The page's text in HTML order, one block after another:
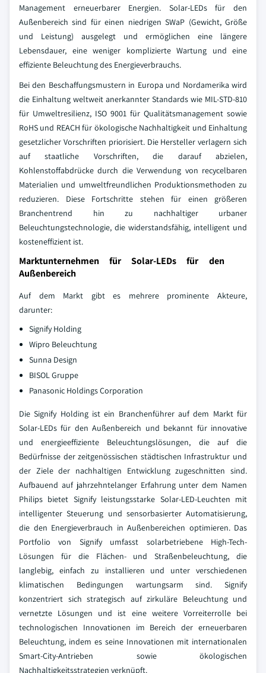
Management erneuerbarer Energien. Solar-LEDs für den
Außenbereich sind für einen niedrigen SWaP (Gewicht, Größe
und Leistung) ausgelegt und ermöglichen eine längere
Lebensdauer, eine weniger komplizierte Wartung und eine
effiziente Beleuchtung des Energieverbrauchs.
Bei den Beschaffungsmustern in Europa und Nordamerika wird
die Einhaltung weltweit anerkannter Standards wie MIL-STD-810
für Umweltresilienz, ISO 9001 für Qualitätsmanagement sowie
RoHS und REACH für ökologische Nachhaltigkeit und Einhaltung
gesetzlicher Vorschriften priorisiert. Die Hersteller verlagern sich
auf staatliche Vorschriften, die darauf abzielen,
Kohlenstoffabdrücke durch die Verwendung von recycelbaren
Materialien und umweltfreundlichen Produktionsmethoden zu
reduzieren. Diese Fortschritte stehen für einen größeren
Branchentrend hin zu nachhaltiger urbaner
Beleuchtungstechnologie, die widerstandsfähig, intelligent und
kosteneffizient ist.
Marktunternehmen für Solar-LEDs für den
Außenbereich
Auf dem Markt gibt es mehrere prominente Akteure,
darunter:
Signify Holding
Wipro Beleuchtung
Sunna Design
BISOL Gruppe
Panasonic Holdings Corporation
Die Signify Holding ist ein Branchenführer auf dem Markt für
Solar-LEDs für den Außenbereich und bekannt für innovative
und energieeffiziente Beleuchtungslösungen, die auf die
Bedürfnisse der zeitgenössischen städtischen Infrastruktur und
der Ziele der nachhaltigen Entwicklung zugeschnitten sind.
Aufbauend auf jahrzehntelanger Erfahrung unter dem Namen
Philips bietet Signify leistungsstarke Solar-LED-Leuchten mit
intelligenter Steuerung und sensorbasierter Automatisierung,
die den Energieverbrauch in Außenbereichen optimieren. Das
Portfolio von Signify umfasst solarbetriebene High-Tech-
Lösungen für die Flächen- und Straßenbeleuchtung, die
langlebig, einfach zu installieren und unter verschiedenen
klimatischen Bedingungen wartungsarm sind. Signify
konzentriert sich strategisch auf zirkuläre Beleuchtung und
vernetzte Lösungen und ist eine weitere Vorreiterrolle bei
technologischen Innovationen im Bereich der erneuerbaren
Beleuchtung, indem es seine Innovationen mit internationalen
Smart-City-Antrieben sowie ökologischen
Nachhaltigkeitsstrategien verknüpft.